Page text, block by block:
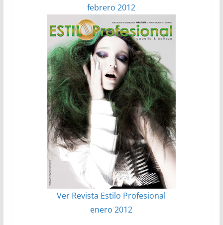
febrero 2012
Ver Revista Estilo Profesional
enero 2012